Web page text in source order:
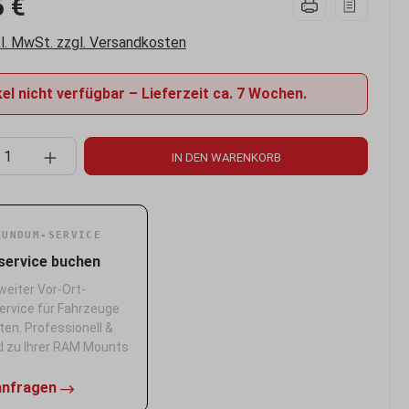
€
MwSt. zzgl. Versandkosten
nicht verfügbar – Lieferzeit ca. 7 Wochen.
Anzahl: Gib den gewünschten Wert
IN DEN WARENKORB
SERVICE
buchen
Vor-Ort-
für Fahrzeuge
Professionell &
zu Ihrer RAM Mounts